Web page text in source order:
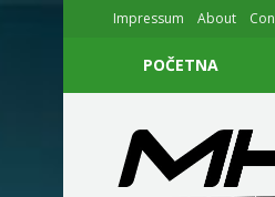
Impressum About
POČETNA